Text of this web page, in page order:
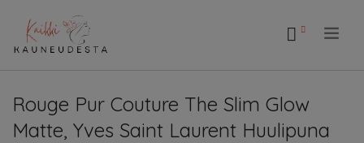
Rouge Pur Couture The Slim Glow
Matte, Yves Saint Laurent Huulipuna